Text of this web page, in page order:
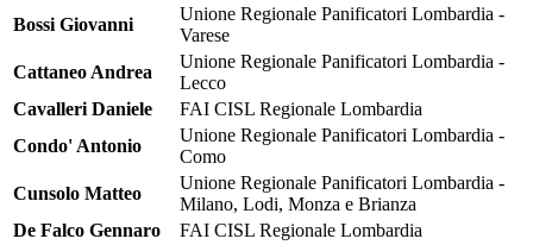
Bossi Giovanni
Unione Regionale Panificatori Lombardia -
Varese
Cattaneo Andrea
Unione Regionale Panificatori Lombardia -
Lecco
Cavalleri Daniele
FAI CISL Regionale Lombardia
Condo' Antonio
Unione Regionale Panificatori Lombardia -
Como
Cunsolo Matteo
Unione Regionale Panificatori Lombardia -
Milano, Lodi, Monza e Brianza
De Falco Gennaro
FAI CISL Regionale Lombardia